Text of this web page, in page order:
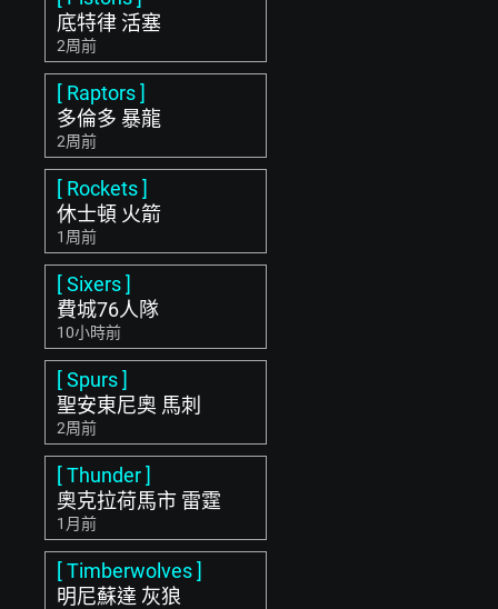
底特律 活塞
2周前
[ Raptors ]
多倫多 暴龍
2周前
[ Rockets ]
休士頓 火箭
1周前
[ Sixers ]
費城76人隊
10小時前
[ Spurs ]
聖安東尼奧 馬刺
2周前
[ Thunder ]
奧克拉荷馬市 雷霆
1月前
[ Timberwolves ]
明尼蘇達 灰狼